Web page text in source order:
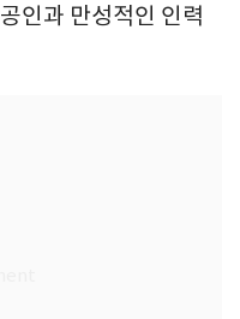
인과 만성적인 인력